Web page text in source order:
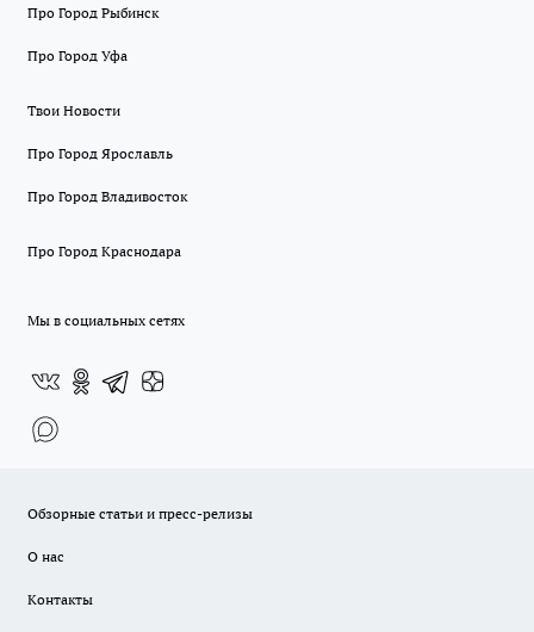
Про Город Рыбинск
Про Город Уфа
Твои Новости
Про Город Ярославль
Про Город Владивосток
Про Город Краснодара
Мы в социальных сетях
Обзорные статьи и пресс-релизы
О нас
Контакты